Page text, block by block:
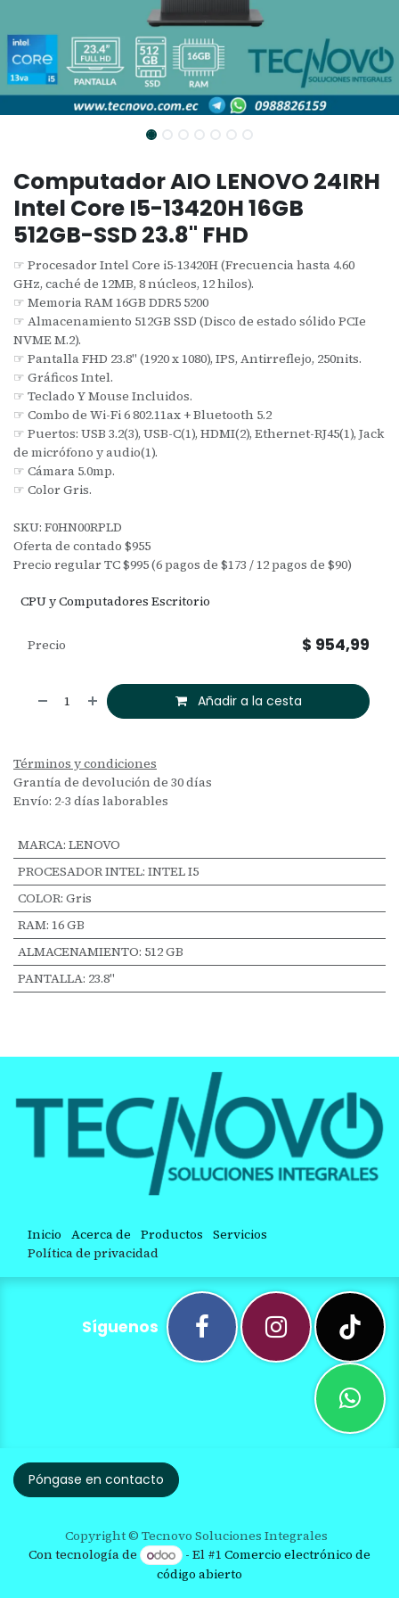
Computador AIO LENOVO 24IRH
Intel Core I5-13420H 16GB
512GB-SSD 23.8" FHD
☞ Procesador Intel Core i5-13420H (Frecuencia hasta 4.60
GHz, caché de 12MB, 8 núcleos, 12 hilos).
☞ Memoria RAM 16GB DDR5 5200
☞ Almacenamiento 512GB SSD (Disco de estado sólido PCIe
NVME M.2).
☞ Pantalla FHD 23.8" (1920 x 1080), IPS, Antirreflejo, 250nits.
☞ Gráficos Intel.
☞ Teclado Y Mouse Incluidos.
☞ Combo de Wi-Fi 6 802.11ax + Bluetooth 5.2
☞ Puertos: USB 3.2(3), USB-C(1), HDMI(2), Ethernet-RJ45(1), Jack
de micrófono y audio(1).
☞ Cámara 5.0mp.
☞ Color Gris.
SKU: F0HN00RPLD
Oferta de contado $955
Precio regular TC $995 (6 pagos de $173 / 12 pagos de $90)
CPU y Computadores Escritorio
Añadir a la cesta
Precio $ 954,99
Términos y condiciones
Grantía de devolución de 30 días
Envío: 2-3 días laborables
MARCA: LENOVO
PROCESADOR INTEL: INTEL I5
COLOR: Gris
RAM: 16 GB
ALMACENAMIENTO: 512 GB
PANTALLA: 23.8"
Inicio Acerca de Productos Servicios
Política de privacidad
Síguenos
Póngase en contacto
Copyright © Tecnovo Soluciones Integrales
Con tecnología de
- El #1Comercio electrónico de
código abierto